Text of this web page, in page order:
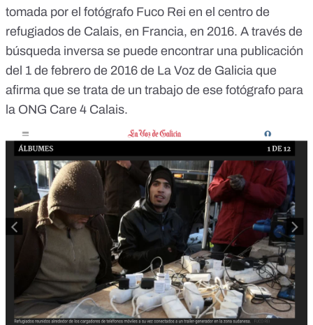
tomada por el fotógrafo Fuco Rei en el centro de
refugiados de Calais, en Francia, en 2016. A través de
búsqueda inversa se puede encontrar una publicación
del 1 de febrero de 2016 de La Voz de Galicia que
afirma que se trata de un trabajo de ese fotógrafo para
la ONG Care 4 Calais.